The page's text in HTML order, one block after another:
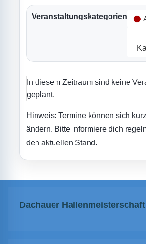
Veranstaltungskategorien
In diesem Zeitraum sind keine
geplant.
Hinweis: Termine können sich
ändern. Bitte informiere dich
den aktuellen Stand.
Dachauer Hallenmeisterschaft